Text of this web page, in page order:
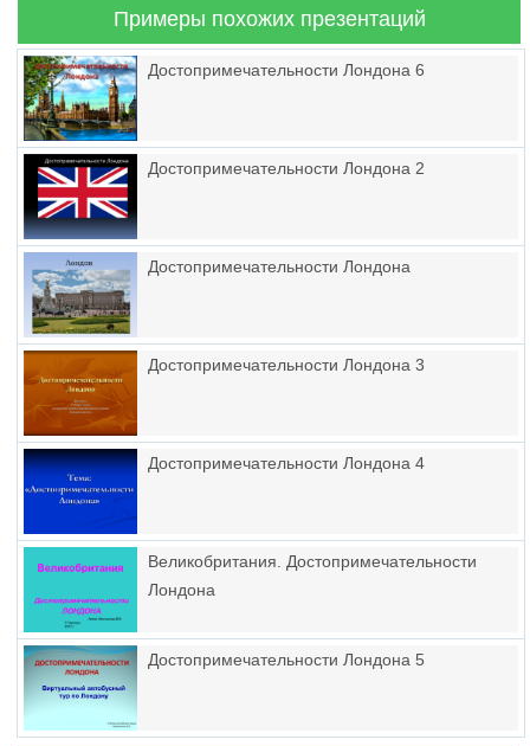
Примеры похожих презентаций
Достопримечательности Лондона 6
Достопримечательности Лондона 2
Достопримечательности Лондона
Достопримечательности Лондона 3
Достопримечательности Лондона 4
Великобритания. Достопримечательности
Лондона
Достопримечательности Лондона 5